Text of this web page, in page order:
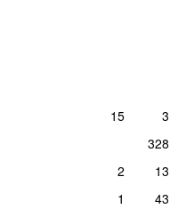
15
3
328
2
13
1
43